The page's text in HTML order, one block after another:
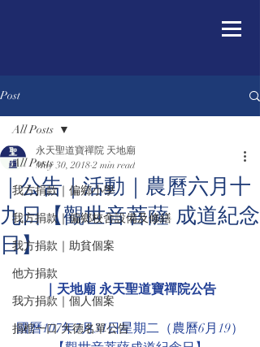
Post
All Posts
我方捐款｜偏鄉小學
我方捐款｜偏鄉校舍設備及修繕
我方捐款｜助貧個案
他方捐款
我方捐款｜個人個案
捐棺一口/大德名單公告
All Posts
｜公告｜活動｜農曆六月十
九日【觀世音菩薩 成道紀念
日】
永天聖道寶禪院 天地廟
May 30, 2018 2 min read
｜天地廟 永天聖道寶禪院公告
國曆107年7月31日星期二（農曆6月19）